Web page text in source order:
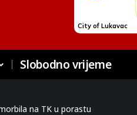
Slobodno vrijeme
na TK u porastu